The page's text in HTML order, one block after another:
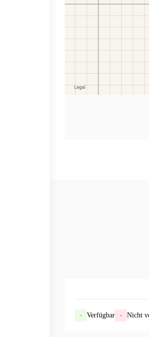
- Verfügbar - Nicht